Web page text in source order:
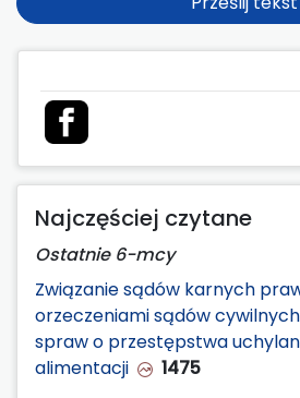
Najczęściej czytane
Ostatnie 6-mcy
Związanie sądów karnych
orzeczeniami sądów
spraw o przestępstwa
alimentacji
1475